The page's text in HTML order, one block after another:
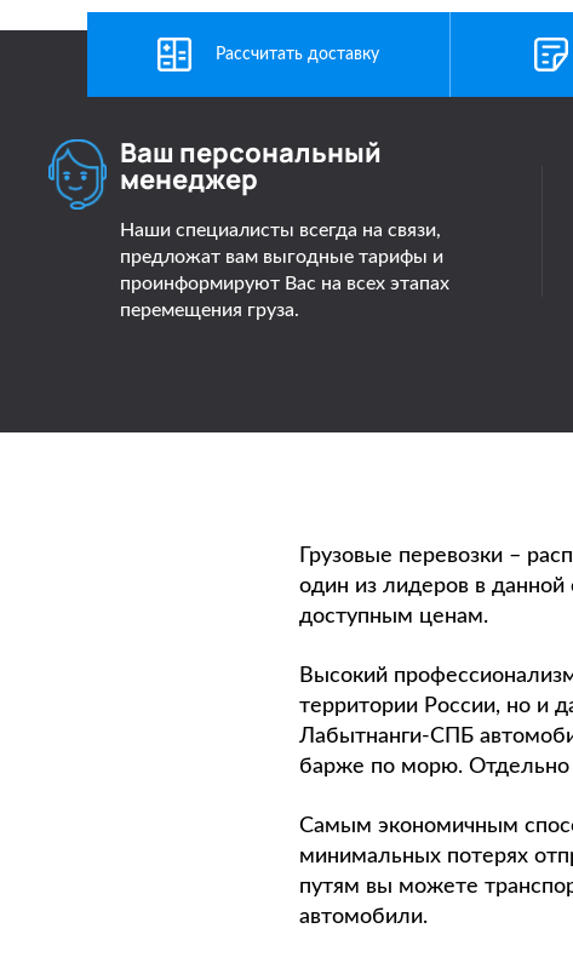
Рассчитать доставку
Ваш персональный
менеджер
Наши специалисты всегда на связи,
предложат вам выгодные тарифы и
проинформируют Вас на всех этапах
перемещения груза.
Грузовые перевозки –
один из лидеров в
доступным ценам.
Высокий
территории России, но и
Лабытнанги-СПБ
барже по морю. Отдельно
Самым экономичным
минимальных потерях
путям вы можете
автомобили.